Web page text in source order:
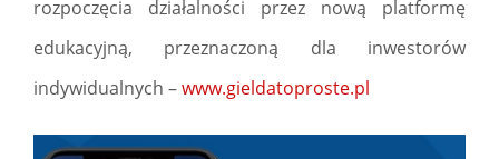
rozpoczęcia działalności przez nową platformę
edukacyjną, przeznaczoną dla inwestorów
indywidualnych –www.gieldatoproste.pl